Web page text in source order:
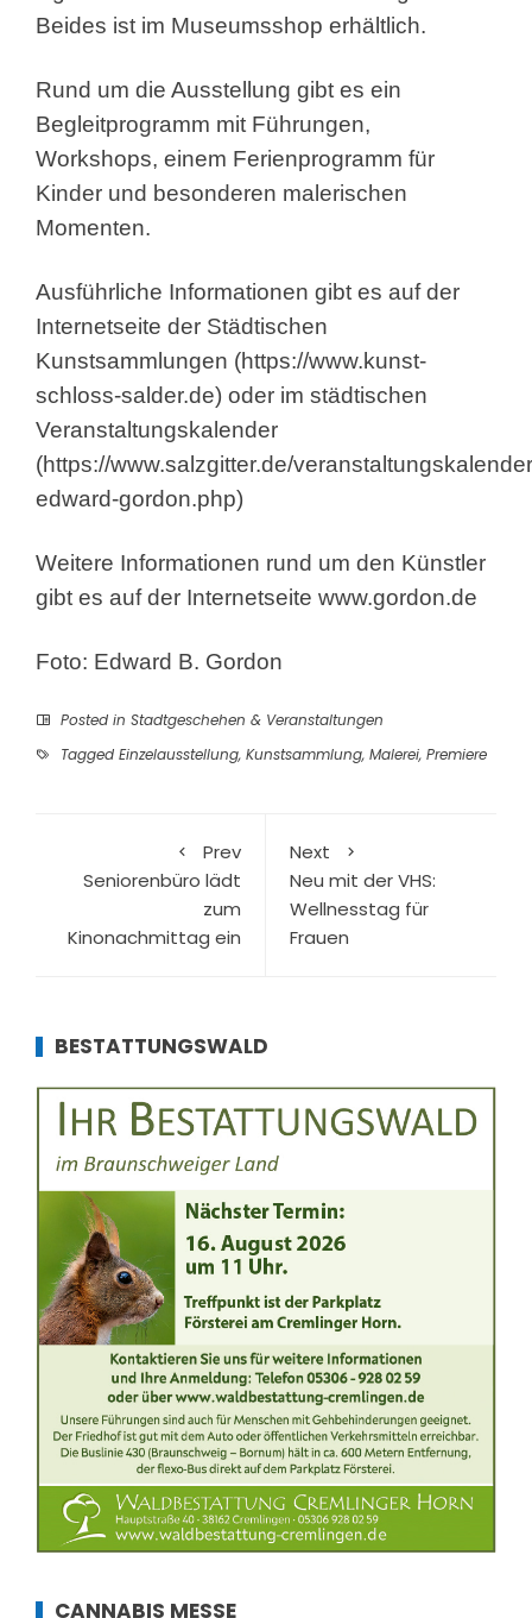
Beides ist im Museumsshop erhältlich.
Rund um die Ausstellung gibt es ein
Begleitprogramm mit Führungen,
Workshops, einem Ferienprogramm für
Kinder und besonderen malerischen
Momenten.
Ausführliche Informationen gibt es auf der
Internetseite der Städtischen
Kunstsammlungen (https://www.kunst-
schloss-salder.de) oder im städtischen
Veranstaltungskalender
(https://www.salzgitter.de/
edward-gordon.php)
Weitere Informationen rund um den Künstler
gibt es auf der Internetseite www.gordon.de
Foto: Edward B. Gordon
Posted in Stadtgeschehen & Veranstaltungen
Tagged Einzelausstellung, Kunstsammlung, Malerei, Premiere
Prev
Seniorenbüro lädt
zum
Kinonachmittag ein
Next
Neu mit der VHS:
Wellnesstag für
Frauen
BESTATTUNGSWALD
CANNABIS MESSE